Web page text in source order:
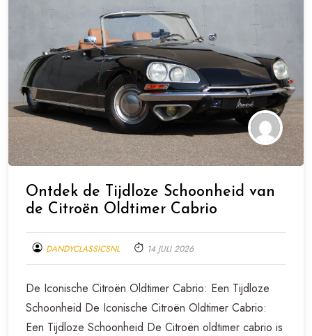
Ontdek de Tijdloze Schoonheid van
de Citroën Oldtimer Cabrio
DANDYCLASSICSNL 14 JULI 2026
De Iconische Citroën Oldtimer Cabrio: Een Tijdloze
Schoonheid De Iconische Citroën Oldtimer Cabrio:
Een Tijdloze Schoonheid De Citroën oldtimer cabrio is